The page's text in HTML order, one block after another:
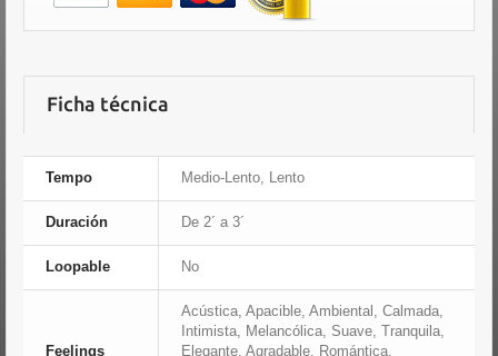
Ficha técnica
Tempo Medio-Lento, Lento
Duración De 2´ a 3´
Loopable No
Feelings
Acústica, Apacible, Ambiental, Calmada,
Intimista, Melancólica, Suave, Tranquila,
Elegante, Agradable, Romántica,